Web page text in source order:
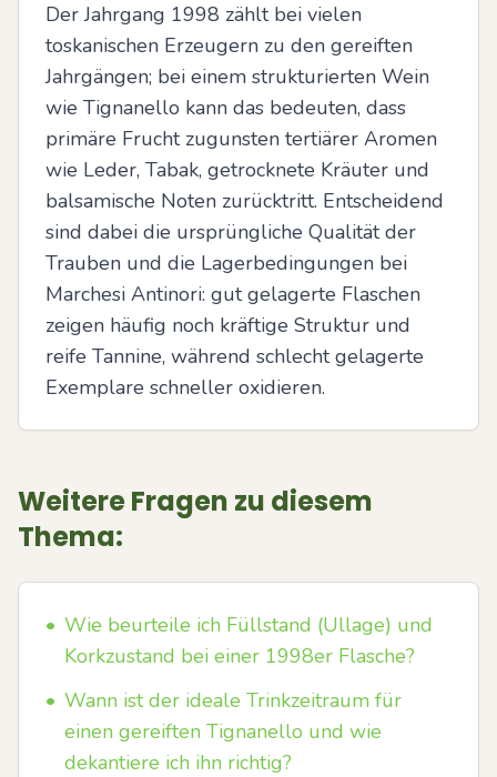
Der Jahrgang 1998 zählt bei vielen
toskanischen Erzeugern zu den gereiften
Jahrgängen; bei einem strukturierten Wein
wie Tignanello kann das bedeuten, dass
primäre Frucht zugunsten tertiärer Aromen
wie Leder, Tabak, getrocknete Kräuter und
balsamische Noten zurücktritt. Entscheidend
sind dabei die ursprüngliche Qualität der
Trauben und die Lagerbedingungen bei
Marchesi Antinori: gut gelagerte Flaschen
zeigen häufig noch kräftige Struktur und
reife Tannine, während schlecht gelagerte
Exemplare schneller oxidieren.
Weitere Fragen zu diesem
Thema:
• Wie beurteile ich Füllstand (Ullage) und
Korkzustand bei einer 1998er Flasche?
• Wann ist der ideale Trinkzeitraum für
einen gereiften Tignanello und wie
dekantiere ich ihn richtig?